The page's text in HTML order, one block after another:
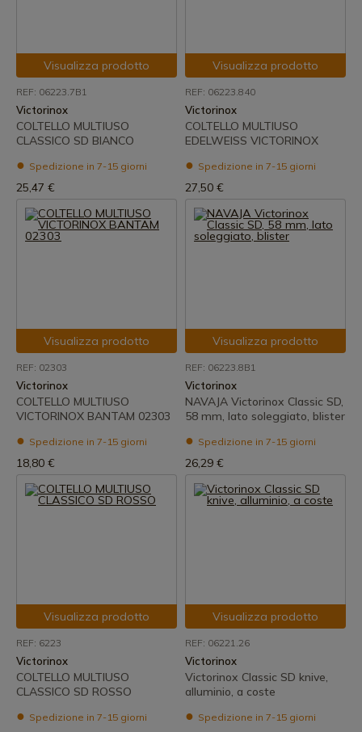
Visualizza prodotto
REF: 06223.7B1
Victorinox
COLTELLO MULTIUSO
CLASSICO SD BIANCO
Spedizione in 7-15 giorni
25,47 €
Visualizza prodotto
REF: 06223.840
Victorinox
COLTELLO MULTIUSO
EDELWEISS VICTORINOX
Spedizione in 7-15 giorni
27,50 €
Visualizza prodotto
REF: 02303
Victorinox
COLTELLO MULTIUSO
VICTORINOX BANTAM 02303
Spedizione in 7-15 giorni
18,80 €
Visualizza prodotto
REF: 06223.8B1
Victorinox
NAVAJA Victorinox Classic SD,
58 mm, lato soleggiato, blister
Spedizione in 7-15 giorni
26,29 €
Visualizza prodotto
REF: 6223
Victorinox
COLTELLO MULTIUSO
CLASSICO SD ROSSO
Spedizione in 7-15 giorni
Visualizza prodotto
REF: 06221.26
Victorinox
Victorinox Classic SD knive,
alluminio, a coste
Spedizione in 7-15 giorni